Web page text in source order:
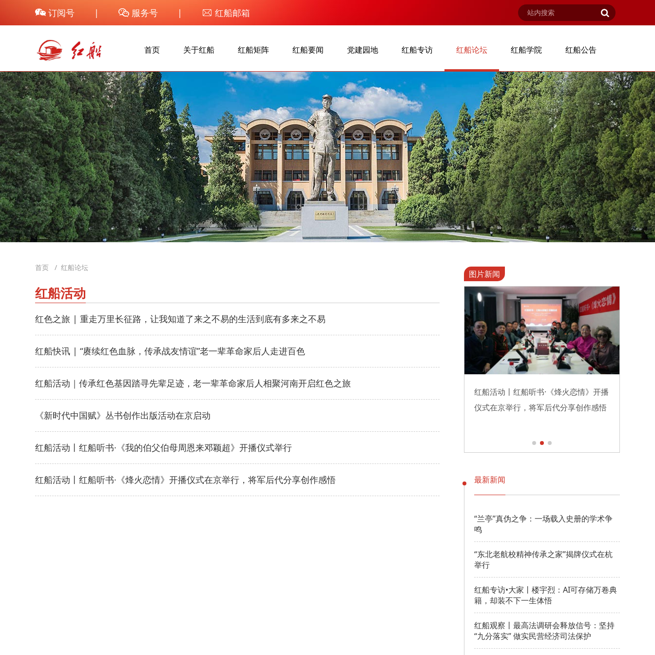
 订阅号 |  服务号 |  红船邮箱
首页 关于红船 红船矩阵 红船要闻 党建园地 红船专访 红船论坛 红船学院 红船公告
首页 / 红船论坛
红船活动
红色之旅 | 重走万里长征路，让我知道了来之不易的生活到底有多来之不易
红船快讯 | “赓续红色血脉，传承战友情谊”老一辈革命家后人走进百色
红船活动｜传承红色基因踏寻先辈足迹，老一辈革命家后人相聚河南开启红色之旅
《新时代中国赋》丛书创作出版活动在京启动
红船活动丨红船听书·《我的伯父伯母周恩来邓颖超》开播仪式举行
红船活动丨红船听书·《烽火恋情》开播仪式在京举行，将军后代分享创作感悟
图片新闻
红船快讯 | “赓续红色血脉，传承战友
红船活动丨红船听书·《烽火恋情》开播
仪式在京举行，将军后代分享创作感悟
最新新闻
“兰亭”真伪之争：一场载入史册的学术争
鸣
“东北老航校精神传承之家”揭牌仪式在杭
举行
红船专访•大家丨楼宇烈：AI可存储万卷典
籍，却装不下一生体悟
红船观察丨最高法调研会释放信号：坚持
“九分落实” 做实民营经济司法保护